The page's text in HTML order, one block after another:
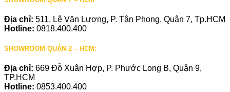
Địa chỉ: 511, Lê Văn Lương, P. Tân Phong, Quận 7, Tp.HCM
Hotline: 0818.400.400
SHOWROOM QUẬN 2 – HCM:
Địa chỉ: 669 Đỗ Xuân Hợp, P. Phước Long B, Quận 9,
TP.HCM
Hotline: 0853.400.400